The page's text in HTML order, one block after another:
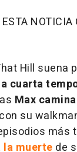
NOTICIA
Hill suena
cuarta
Max
con su
más
la muerte de